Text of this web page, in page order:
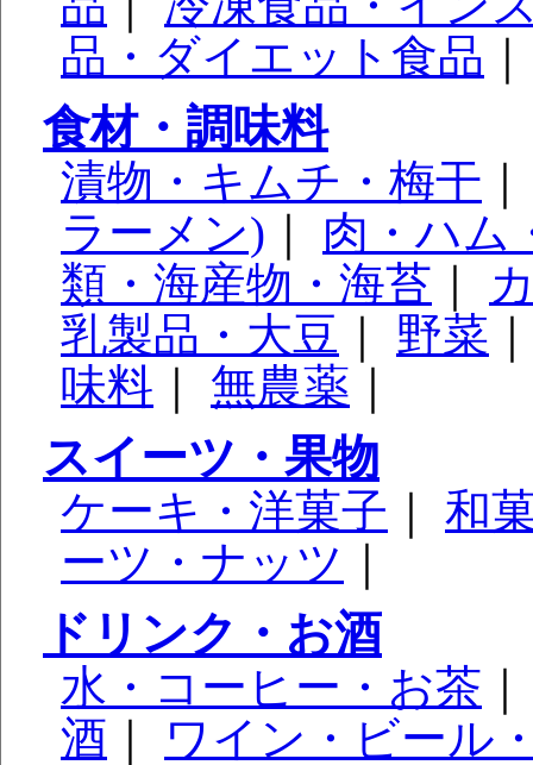
品・ダイエット食品
食材・調味料
漬物・キムチ・梅干
ラーメン)
肉・ハム
類・海産物・海苔
乳製品・大豆
野菜
味料
無農薬
スイーツ・果物
ケーキ・洋菓子
和
ーツ・ナッツ
ドリンク・お酒
水・コーヒー・お茶
酒
ワイン・ビール